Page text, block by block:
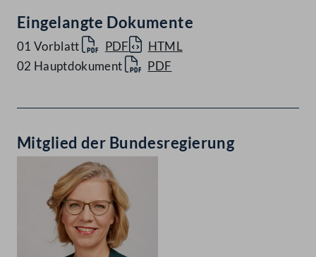
Eingelangte Dokumente
01 Vorblatt PDF
HTML
02 Hauptdokument
PDF
Mitglied der Bundesregierung